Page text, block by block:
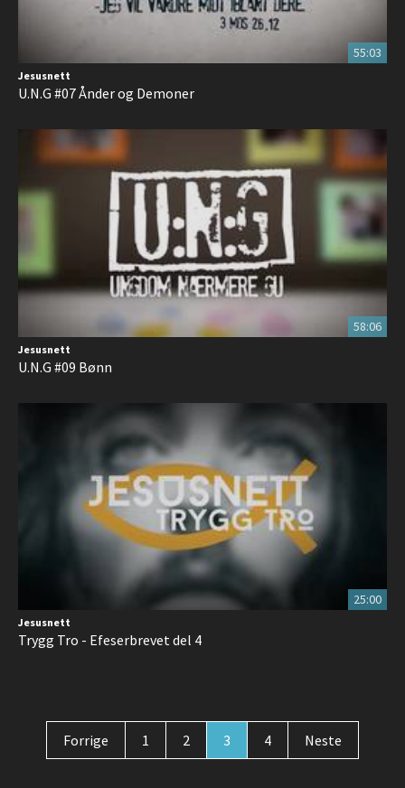
55:03
Jesusnett
U.N.G #07 Ånder og Demoner
58:06
Jesusnett
U.N.G #09 Bønn
25:00
Jesusnett
Trygg Tro - Efeserbrevet del 4
Forrige 1 2 3 4 Neste